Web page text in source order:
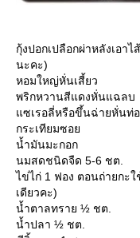
กุ้งปอกเปลือกผ่าหลังเอา
นะคะ)
หอมใหญ่หั่นเสี้ยว
พริกหวานสีแดงหั่นแฉลบ
ซเรอลี่หรือขึ้นฉ่ายหั่นท่
กระเทียมซอ
น้ำมันมะกอก
นมสดชนิดจืด 5-6 ชต.
ไข่ไก่ 1 ฟอง ตอนถ่ายกะ
เดียวคะ)
น้ำตาลทราย ½ ชต.
น้ำปลา ½ ชต.